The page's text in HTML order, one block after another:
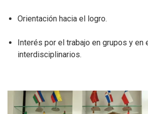
Orientación hacia el logro.
Interés por el trabajo en grupos y en
interdisciplinarios.